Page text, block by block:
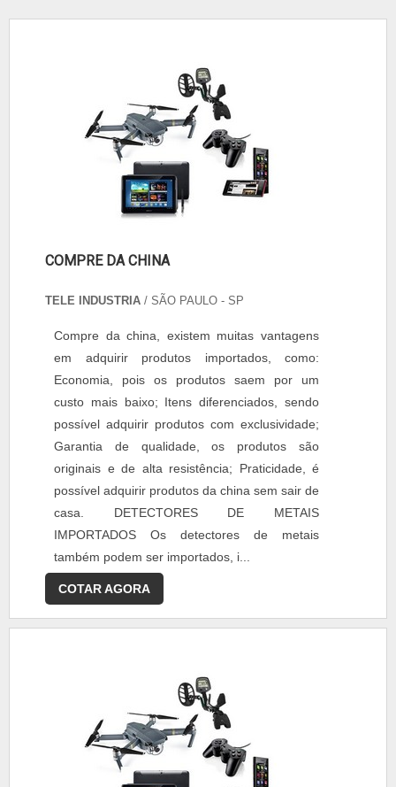
COMPRE DA CHINA
TELE INDUSTRIA / SÃO PAULO - SP
Compre da china, existem muitas vantagens
em adquirir produtos importados, como:
Economia, pois os produtos saem por um
custo mais baixo; Itens diferenciados, sendo
possível adquirir produtos com exclusividade;
Garantia de qualidade, os produtos são
originais e de alta resistência; Praticidade, é
possível adquirir produtos da china sem sair de
casa. DETECTORES DE METAIS
IMPORTADOS Os detectores de metais
também podem ser importados, i...
COTAR AGORA